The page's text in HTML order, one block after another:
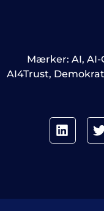
Mærker: AI, AI-
AI4Trust,